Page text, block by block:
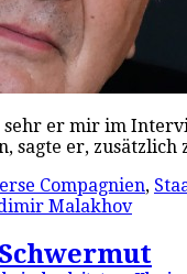
er mir im
sagte er,
Compagnien,
Malakhov